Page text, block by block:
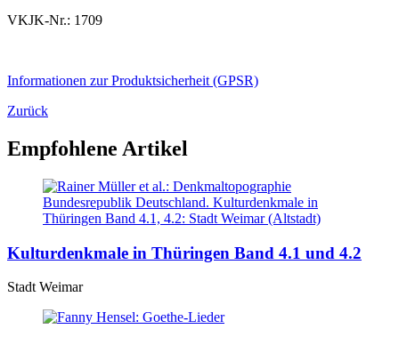
VKJK-Nr.: 1709
Informationen zur Produktsicherheit (GPSR)
Zurück
Empfohlene Artikel
Kulturdenkmale in Thüringen Band 4.1 und 4.2
Stadt Weimar